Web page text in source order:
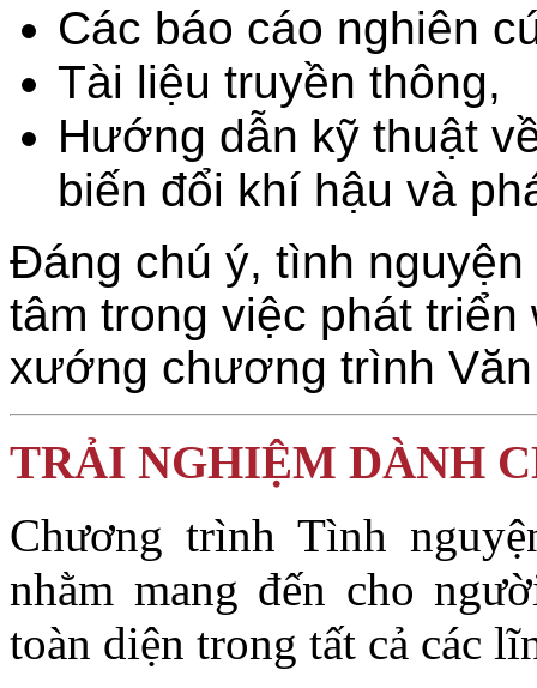
Các báo cáo nghiên
Tài liệu truyền thông,
Hướng dẫn kỹ thuật
biến đổi khí hậu và
Đáng chú ý, tình
tâm trong việc phát
xướng chương trình
TRẢI NGHIỆM DÀNH
Chương trình Tình
nhằm mang đến cho
toàn diện trong tất cả các